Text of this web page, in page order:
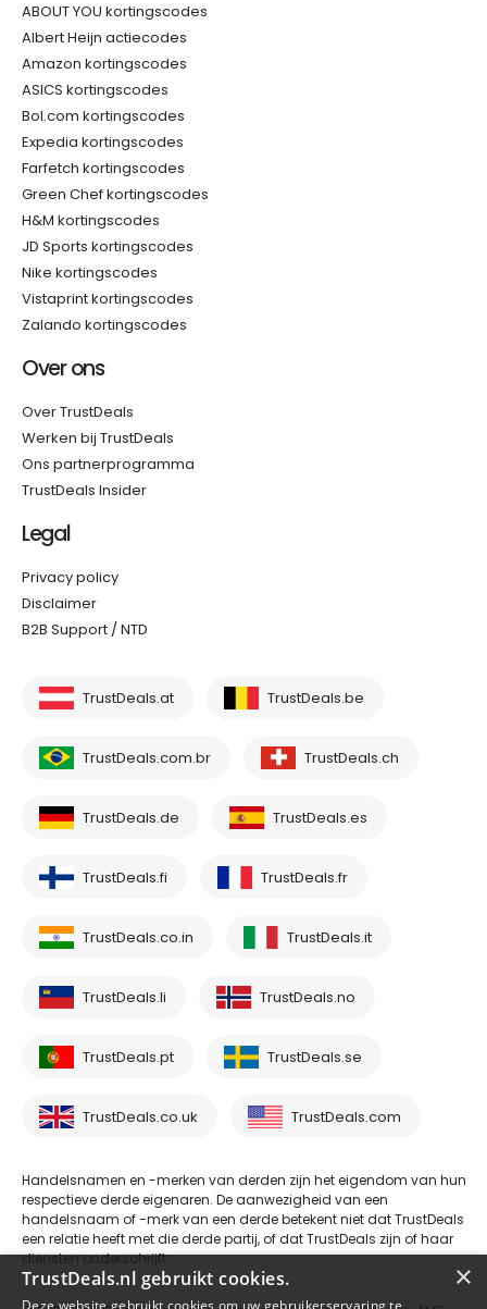
ABOUT YOU kortingscodes
Albert Heijn actiecodes
Amazon kortingscodes
ASICS kortingscodes
Bol.com kortingscodes
Expedia kortingscodes
Farfetch kortingscodes
Green Chef kortingscodes
H&M kortingscodes
JD Sports kortingscodes
Nike kortingscodes
Vistaprint kortingscodes
Zalando kortingscodes
Over ons
Over TrustDeals
Werken bij TrustDeals
Ons partnerprogramma
TrustDeals Insider
Legal
Privacy policy
Disclaimer
B2B Support / NTD
TrustDeals.at TrustDeals.be
TrustDeals.com.br TrustDeals.ch
TrustDeals.de TrustDeals.es
TrustDeals.fi TrustDeals.fr
TrustDeals.co.in TrustDeals.it
TrustDeals.li TrustDeals.no
TrustDeals.pt TrustDeals.se
TrustDeals.co.uk TrustDeals.com
Handelsnamen en -merken van derden zijn het eigendom van hun
respectieve derde eigenaren. De aanwezigheid van een
handelsnaam of -merk van een derde betekent niet dat TrustDeals
een relatie heeft met die derde partij, of dat TrustDeals zijn of haar
diensten onderschrijft.
×
TrustDeals.nl gebruikt cookies.
Deze website gebruikt cookies om uw gebruikerservaring te